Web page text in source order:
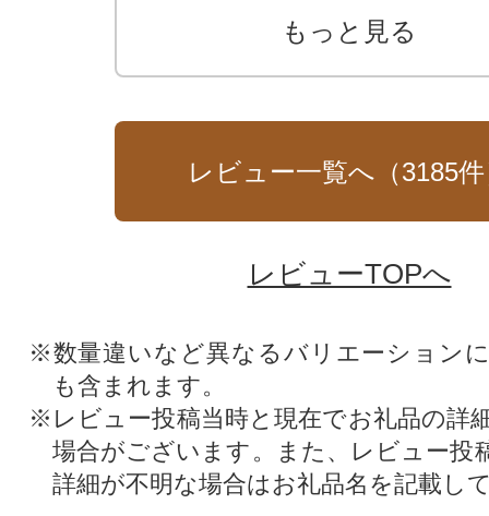
もっと見る
レビュー一覧へ（3185
レビューTOPへ
※数量違いなど異なるバリエーション
も含まれます。
※レビュー投稿当時と現在でお礼品の詳
場合がございます。また、レビュー投
詳細が不明な場合はお礼品名を記載し